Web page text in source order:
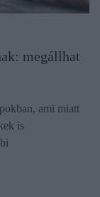
megállhat
ami miatt
is